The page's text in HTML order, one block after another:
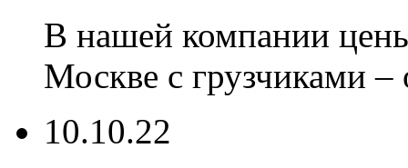
В нашей компании
Москве с грузчиками
10.10.22